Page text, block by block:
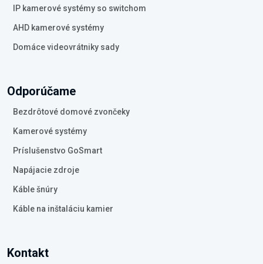
IP kamerové systémy so switchom
AHD kamerové systémy
Domáce videovrátniky sady
Odporúčame
Bezdrôtové domové zvončeky
Kamerové systémy
Príslušenstvo GoSmart
Napájacie zdroje
Káble šnúry
Káble na inštaláciu kamier
Kontakt